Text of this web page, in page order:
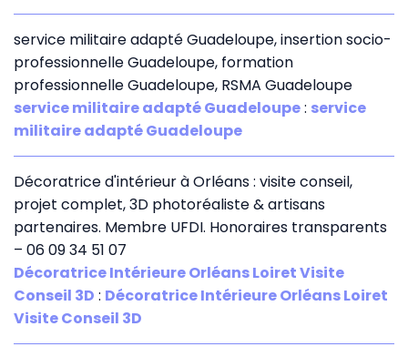
service militaire adapté Guadeloupe, insertion socio-
professionnelle Guadeloupe, formation
professionnelle Guadeloupe, RSMA Guadeloupe
service militaire adapté Guadeloupe: service
militaire adapté Guadeloupe
Décoratrice d'intérieur à Orléans : visite conseil,
projet complet, 3D photoréaliste & artisans
partenaires. Membre UFDI. Honoraires transparents
– 06 09 34 51 07
Décoratrice Intérieure Orléans Loiret Visite
Conseil 3D : Décoratrice Intérieure Orléans Loiret
Visite Conseil 3D